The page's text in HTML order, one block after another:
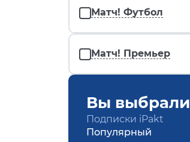
Матч! Футбол
Матч! Премьер
Вы
Подписки iPakt
Популярный